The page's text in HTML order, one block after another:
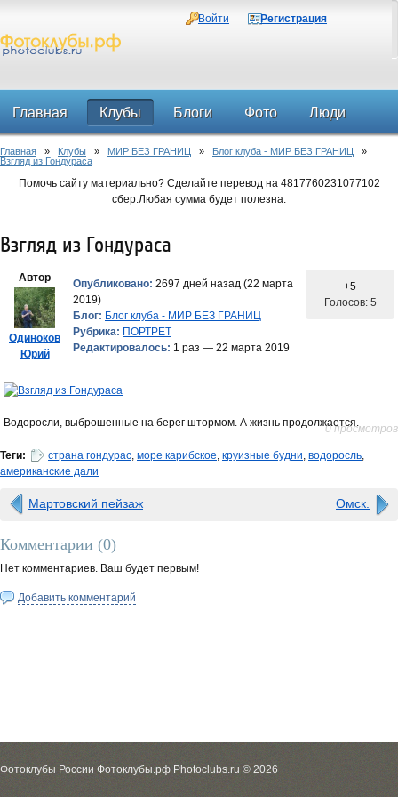
Войти Регистрация
Главная Клубы Блоги Фото Люди
Форум
Главная » Клубы » МИР БЕЗ ГРАНИЦ » Блог клуба - МИР БЕЗ ГРАНИЦ »
Взгляд из Гондураса
Помочь сайту материально? Сделайте перевод на 4817760231077102
сбер.Любая сумма будет полезна.
Взгляд из Гондураса
Автор
Одиноков
Юрий
Опубликовано: 2697 дней назад (22 марта
2019)
Блог: Блог клуба - МИР БЕЗ ГРАНИЦ
Рубрика: ПОРТРЕТ
Редактировалось: 1 раз — 22 марта 2019
+5
Голосов: 5
Водоросли, выброшенные на берег штормом. А жизнь продолжается.0 просмотров
Теги: страна гондурас, море карибское, круизные будни, водоросль,
американские дали
Мартовский пейзаж Омск.
Комментарии (0)
Нет комментариев. Ваш будет первым!
Добавить комментарий
Фотоклубы России Фотоклубы.рф Photoclubs.ru © 2026